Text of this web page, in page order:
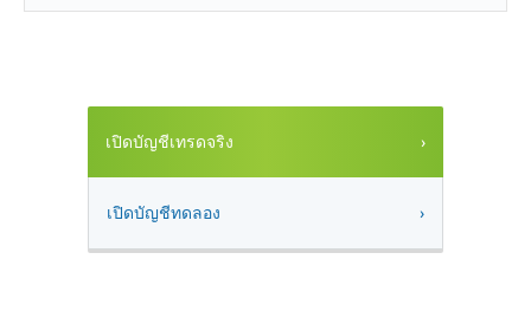
เปิดบัญชีเทรดจริง
เปิดบัญชีทดลอง